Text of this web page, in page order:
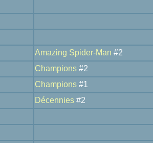
Amazing Spider-Man #2
Champions #2
Champions #1
Décennies #2